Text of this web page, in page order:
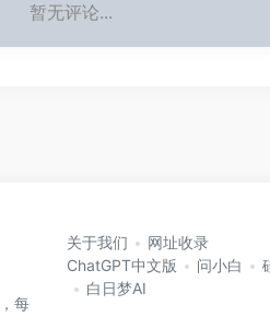
暂无评论...
每
关于我们
网址收录
ChatGPT中文版
问小白
白日梦AI